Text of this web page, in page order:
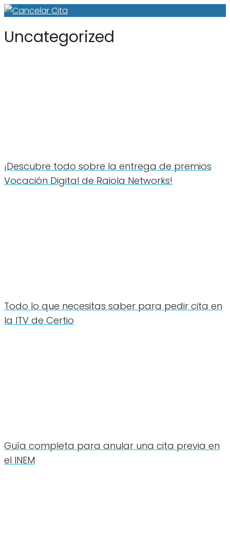
Uncategorized
¡Descubre todo sobre la entrega de premios
Vocación Digital de Raiola Networks!
Todo lo que necesitas saber para pedir cita en
la ITV de Certio
Guía completa para anular una cita previa en
el INEM